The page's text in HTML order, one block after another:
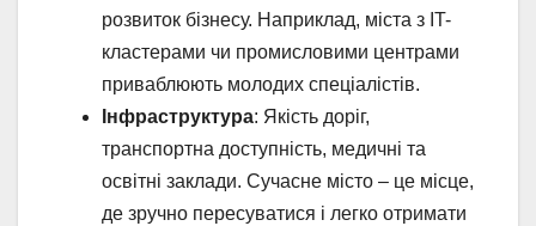
розвиток бізнесу. Наприклад, міста з IT-
кластерами чи промисловими центрами
приваблюють молодих спеціалістів.
Інфраструктура: Якість доріг,
транспортна доступність, медичні та
освітні заклади. Сучасне місто – це місце,
де зручно пересуватися і легко отримати